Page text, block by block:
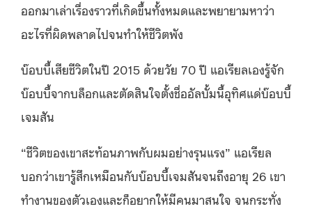
ออกมาเล่าเรื่องราวที่เกิดขึ้นทั้งหมดและพยายามหาว่า
อะไรที่ผิดพลาดไปจนทำให้ชีวิตพัง
บ๊อบบี้เสียชีวิตในปี 2015 ด้วยวัย 70 ปี แอเรียลเองรู้จัก
บ๊อบบี้จากบล็อกและตัดสินใจตั้งชื่ออัลบั้มนี้อุทิศแด่บ๊อบบี้
เจมสัน
“ชีวิตของเขาสะท้อนภาพกับผมอย่างรุนแรง” แอเรียล
บอกว่าเขารู้สึกเหมือนกับบ๊อบบี้เจมสันจนถึงอายุ 26 เขา
ทำงานของตัวเองและก็อยากให้มีคนมาสนใจ จนกระทั่ง